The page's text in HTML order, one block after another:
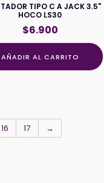
TIPO C A JACK 3.5"
HOCO LS30
$6.900
AÑADIR AL CARRITO
16 17 →